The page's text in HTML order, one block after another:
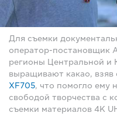
Для съемки
оператор-постановщик
регионы Центральной
выращивают какао, взяв
XF705, что помогло ему
свободой творчества с
съемки материалов 4K